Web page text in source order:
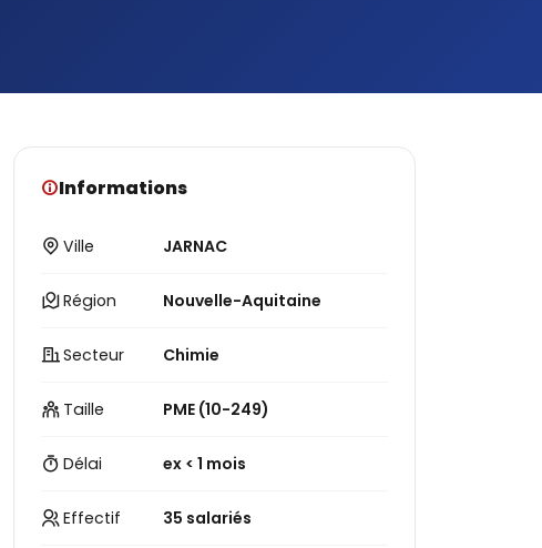
Informations
Ville JARNAC
Région Nouvelle-Aquitaine
Secteur Chimie
Taille PME (10-249)
Délai ex < 1 mois
Effectif 35 salariés